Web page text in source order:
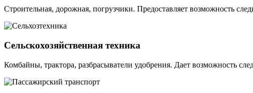
Строительная, дорожная, погрузчики. Предоставляет возможность
Сельскохозяйственная техника
Комбайны, трактора, разбрасыватели удобрения. Дает возможность